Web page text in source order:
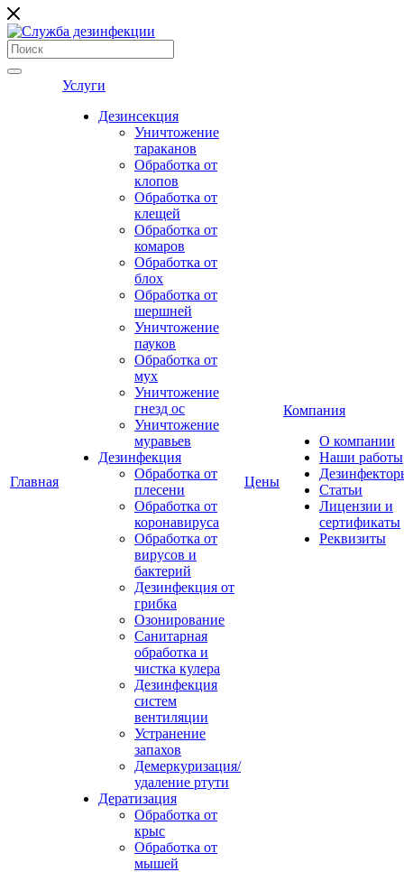
Главная
Услуги
Дезинсекция
Уничтожение
тараканов
Обработка от
клопов
Обработка от
клещей
Обработка от
комаров
Обработка от
блох
Обработка от
шершней
Уничтожение
пауков
Обработка от
мух
Уничтожение
гнезд ос
Уничтожение
муравьев
Дезинфекция
Обработка от
плесени
Обработка от
коронавируса
Обработка от
вирусов и
бактерий
Дезинфекция от
грибка
Озонирование
Санитарная
обработка и
чистка кулера
Дезинфекция
систем
вентиляции
Устранение
запахов
Демеркуризация/
удаление ртути
Дератизация
Обработка от
крыс
Обработка от
мышей
Цены
Компания
О компании
Наши работы
Статьи
Лицензии и
сертификаты
Реквизиты